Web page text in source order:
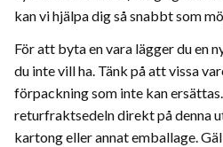
kan vi hjälpa dig så snabbt som
För att byta en vara lägger du en
du inte vill ha. Tänk på att vissa
förpackning som inte kan
returfraktsedeln direkt på denna
kartong eller annat emballage.